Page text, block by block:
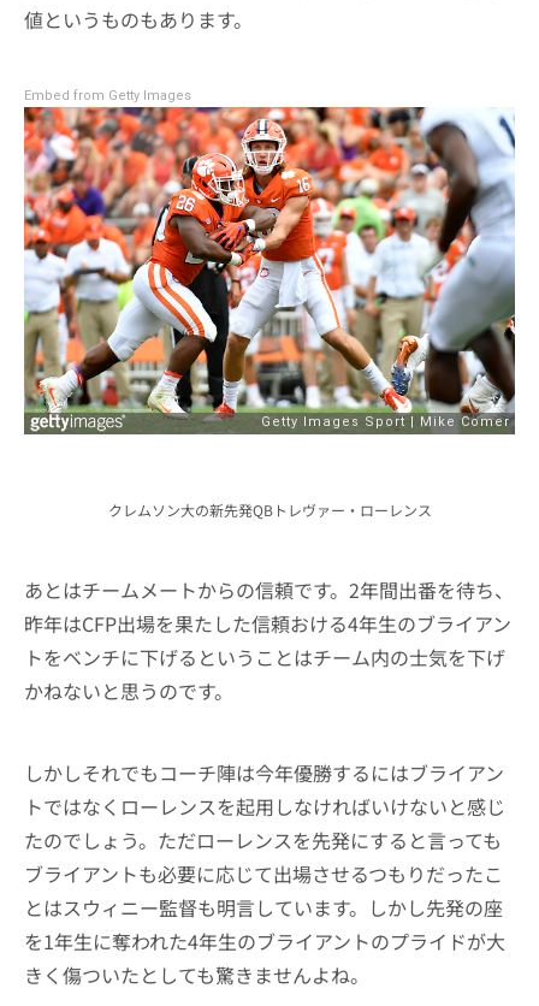
値というものもあります。
Embed from Getty Images
クレムソン大の新先発QBトレヴァー・ローレンス
あとはチームメートからの信頼です。2年間出番を待ち、
昨年はCFP出場を果たした信頼おける4年生のブライアン
トをベンチに下げるということはチーム内の士気を下げ
かねないと思うのです。
しかしそれでもコーチ陣は今年優勝するにはブライアン
トではなくローレンスを起用しなければいけないと感じ
たのでしょう。ただローレンスを先発にすると言っても
ブライアントも必要に応じて出場させるつもりだったこ
とはスウィニー監督も明言しています。しかし先発の座
を1年生に奪われた4年生のブライアントのプライドが大
きく傷ついたとしても驚きませんよね。